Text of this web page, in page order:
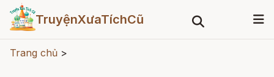
TruyệnXưaTíchCũ
Trang chủ >